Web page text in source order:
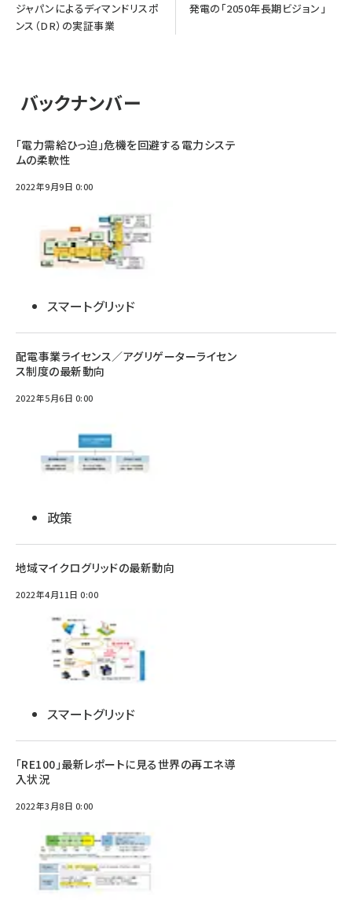
ジャパンによるディマンドリスポ
ンス（DR）の実証事業
発電の「2050年長期ビジョン」
バックナンバー
「電力需給ひっ迫」危機を回避する電力システ
ムの柔軟性
2022年9月9日 0:00
スマートグリッド
配電事業ライセンス／アグリゲーターライセン
ス制度の最新動向
2022年5月6日 0:00
政策
地域マイクログリッドの最新動向
2022年4月11日 0:00
スマートグリッド
「RE100」最新レポートに見る世界の再エネ導
入状況
2022年3月8日 0:00